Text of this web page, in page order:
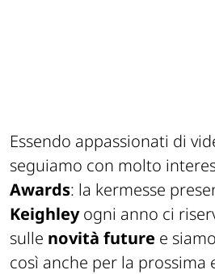
Essendo appassionati di
seguiamo con molto
Awards: la kermesse
Keighleyogni anno ci
sulle novità future e
così anche per la prossima